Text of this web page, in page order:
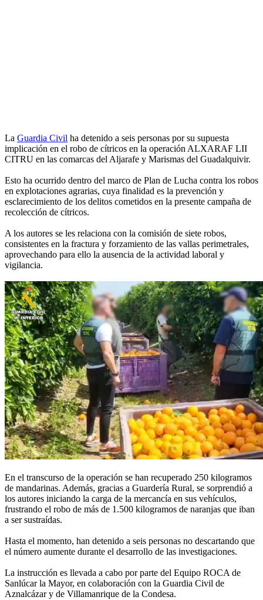
La Guardia Civil ha detenido a seis personas por su supuesta
implicación en el robo de cítricos en la operación ALXARAF LII
CITRU en las comarcas del Aljarafe y Marismas del Guadalquivir.
Esto ha ocurrido dentro del marco de Plan de Lucha contra los robos
en explotaciones agrarias, cuya finalidad es la prevención y
esclarecimiento de los delitos cometidos en la presente campaña de
recolección de cítricos.
A los autores se les relaciona con la comisión de siete robos,
consistentes en la fractura y forzamiento de las vallas perimetrales,
aprovechando para ello la ausencia de la actividad laboral y
vigilancia.
En el transcurso de la operación se han recuperado 250 kilogramos
de mandarinas. Además, gracias a Guardería Rural, se sorprendió a
los autores iniciando la carga de la mercancía en sus vehículos,
frustrando el robo de más de 1.500 kilogramos de naranjas que iban
a ser sustraídas.
Hasta el momento, han detenido a seis personas no descartando que
el número aumente durante el desarrollo de las investigaciones.
La instrucción es llevada a cabo por parte del Equipo ROCA de
Sanlúcar la Mayor, en colaboración con la Guardia Civil de
Aznalcázar y de Villamanrique de la Condesa.